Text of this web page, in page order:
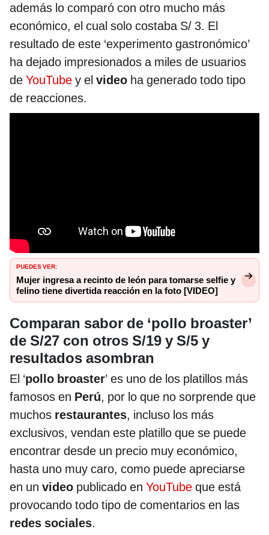
además lo comparó con otro mucho más
económico, el cual solo costaba S/ 3. El
resultado de este ‘experimento gastronómico’
ha dejado impresionados a miles de usuarios
de YouTube y el video ha generado todo tipo
de reacciones.
PUEDES VER:
Mujer ingresa a recinto de león para tomarse selfie y
felino tiene divertida reacción en la foto [VIDEO]
Comparan sabor de ‘pollo broaster’
de S/27 con otros S/19 y S/5 y
resultados asombran
El ‘pollo broaster’ es uno de los platillos más
famosos en Perú, por lo que no sorprende que
muchos restaurantes, incluso los más
exclusivos, vendan este platillo que se puede
encontrar desde un precio muy económico,
hasta uno muy caro, como puede apreciarse
en un video publicado en YouTube que está
provocando todo tipo de comentarios en las
redes sociales.